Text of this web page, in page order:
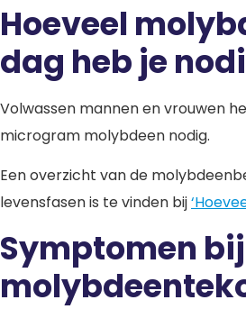
Hoeveel
dag heb je
Volwassen mannen en vrouwen
microgram molybdeen nodig.
Een overzicht van de
levensfasen is te vinden bij
Symptomen